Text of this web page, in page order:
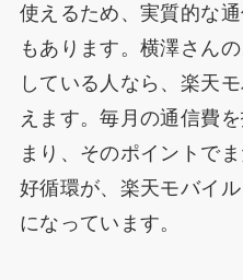
使えるため、実質的な
もあります。横澤さん
している人なら、楽天
えます。毎月の通信費
まり、そのポイントで
好循環が、楽天モバイ
になっています。